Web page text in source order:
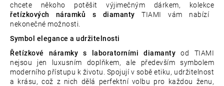
chcete někoho potěšit výjimečným dárkem, kolekce
řetízkových náramků s diamanty TIAMI vám nabízí
nekonečné možnosti.
Symbol elegance a udržitelnosti
Řetízkové náramky s laboratorními diamanty od TIAMI
nejsou jen luxusním doplňkem, ale především symbolem
moderního přístupu k životu. Spojují v sobě etiku, udržitelnost
a krásu, což z nich dělá perfektní volbu pro každou ženu,